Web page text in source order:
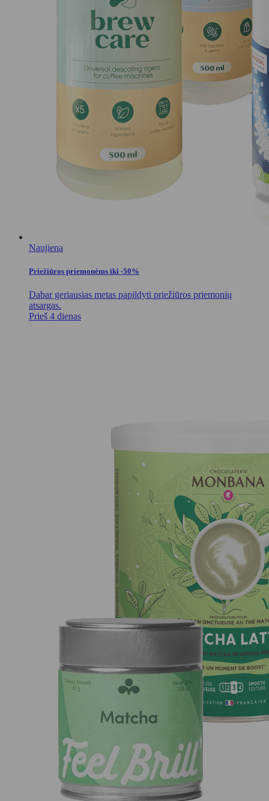
Naujiena
Priežiūros priemonėms iki -50%
Dabar geriausias metas papildyti priežiūros priemonių
atsargas.
Prieš 4 dienas